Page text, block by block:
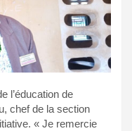
l’éducation de
chef de la section
« Je remercie